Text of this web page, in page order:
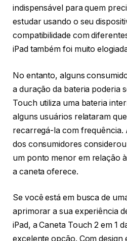
indispensável para quem
estudar usando o seu
compatibilidade com
iPad também foi muito
No entanto, alguns
a duração da bateria poderia
Touch utiliza uma bateria
alguns usuários relataram
recarregá-la com frequência.
dos consumidores
um ponto menor em relação
a caneta oferece.
Se você está em busca de
aprimorar a sua experiência
iPad, a Caneta Touch 2 em 1
excelente opção. Com design